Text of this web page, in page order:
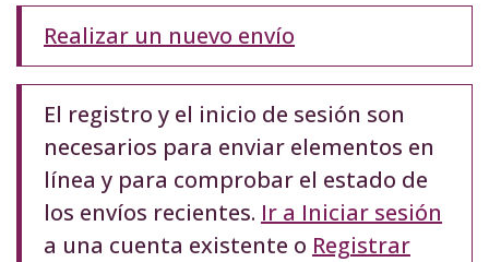
Realizar un nuevo envío
El registro y el inicio de sesión son
necesarios para enviar elementos en
línea y para comprobar el estado de
los envíos recientes. Ir a Iniciar sesión
a una cuenta existente o Registrar